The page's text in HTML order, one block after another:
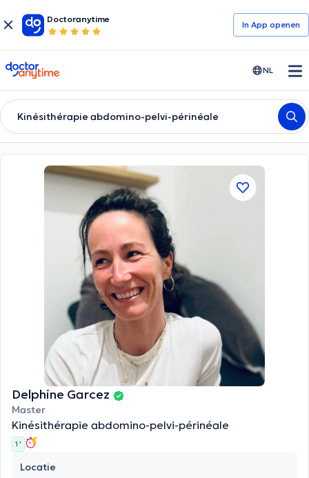
Doctoranytime
In App openen
doctoranytime NL
Kinésithérapie abdomino-pelvi-périnéale
Delphine Garcez
Master
Kinésithérapie abdomino-pelvi-périnéale
1 '
Locatie